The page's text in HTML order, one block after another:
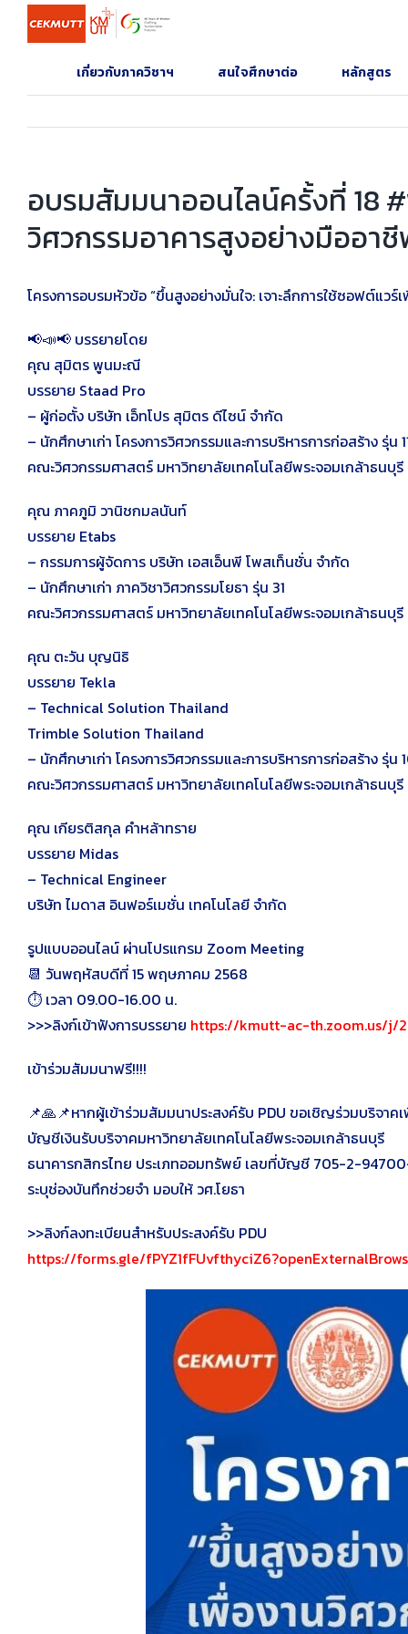
เกี่ยวกับภาควิชาฯ สนใจศึกษาต่อ หลักสูตร
อบรมสัมมนาออนไลน์ครั้งที่ 18
วิศวกรรมอาคารสูงอย่างมืออาชี
โครงการอบรมหัวข้อ “ขึ้นสูงอย่างมั่นใจ: เจาะลึกการใช้ซอฟต์แว
📢📣📢 บรรยายโดย
คุณ สุมิตร พูนมะณี
บรรยาย Staad Pro
– ผู้ก่อตั้ง บริษัท เอ็ทโปร สุมิตร ดีไซน์ จำกัด
– นักศึกษาเก่า โครงการวิศวกรรมและการบริหารการก่อสร้าง รุ่น
คณะวิศวกรรมศาสตร์ มหาวิทยาลัยเทคโนโลยีพระจอมเกล้าธนบุรี
คุณ ภาคภูมิ วานิชกมลนันท์
บรรยาย Etabs
– กรรมการผู้จัดการ บริษัท เอสเอ็นพี โพสเท็นชั่น จำกัด
– นักศึกษาเก่า ภาควิชาวิศวกรรมโยธา รุ่น 31
คณะวิศวกรรมศาสตร์ มหาวิทยาลัยเทคโนโลยีพระจอมเกล้าธนบุรี
คุณ ตะวัน บุญนิธิ
บรรยาย Tekla
– Technical Solution Thailand
Trimble Solution Thailand
– นักศึกษาเก่า โครงการวิศวกรรมและการบริหารการก่อสร้าง รุ่น
คณะวิศวกรรมศาสตร์ มหาวิทยาลัยเทคโนโลยีพระจอมเกล้าธนบุรี
คุณ เกียรติสกุล คำหล้าทราย
บรรยาย Midas
– Technical Engineer
บริษัท ไมดาส อินฟอร์เมชั่น เทคโนโลยี จำกัด
รูปแบบออนไลน์ ผ่านโปรแกรม Zoom Meeting
📆 วันพฤหัสบดีที่ 15 พฤษภาคม 2568
⏱️ เวลา 09.00-16.00 น.
>>>ลิงก์เข้าฟังการบรรยาย https://kmutt-ac-th.zoom.us/j/
เข้าร่วมสัมมนาฟรี!!!!
📌🙏📌หากผู้เข้าร่วมสัมมนาประสงค์รับ PDU ขอเชิญร่วมบริจ
บัญชีเงินรับบริจาคมหาวิทยาลัยเทคโนโลยีพระจอมเกล้าธนบุรี
ธนาคารกสิกรไทย ประเภทออมทรัพย์ เลขที่บัญชี 705-2-
ระบุช่องบันทึกช่วยจำ มอบให้ วศ.โยธา
>>ลิงก์ลงทะเบียนสำหรับประสงค์รับ PDU
https://forms.gle/